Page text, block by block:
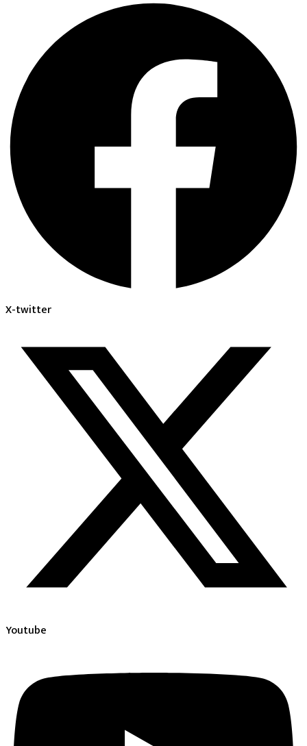
X-twitter
Youtube